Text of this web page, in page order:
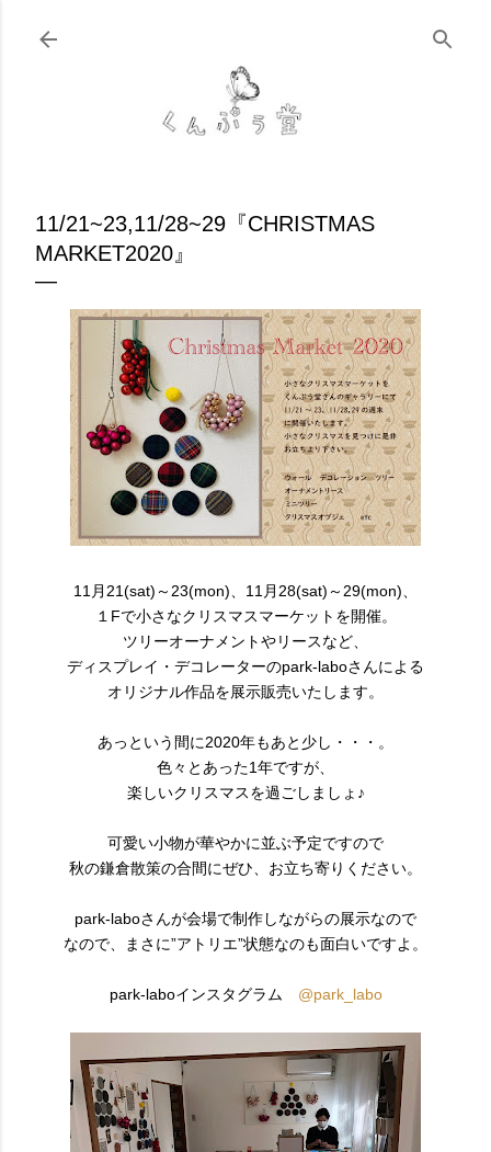
スキップしてメイン コンテンツに移動
11/21~23,11/28~29『CHRISTMAS
MARKET2020』
11月21(sat)～23(mon)、11月28(sat)～29(mon)、
１Fで小さなクリスマスマーケットを開催。
ツリーオーナメントやリースなど、
ディスプレイ・デコレーターのpark-laboさんによる
オリジナル作品を展示販売いたします。
あっという間に2020年もあと少し・・・。
色々とあった1年ですが、
楽しいクリスマスを過ごしましょ♪
可愛い小物が華やかに並ぶ予定ですので
秋の鎌倉散策の合間にぜひ、お立ち寄りください。
park-laboさんが会場で制作しながらの展示なので
なので、まさに”アトリエ”状態なのも面白いですよ。
park-laboインスタグラム @park_labo